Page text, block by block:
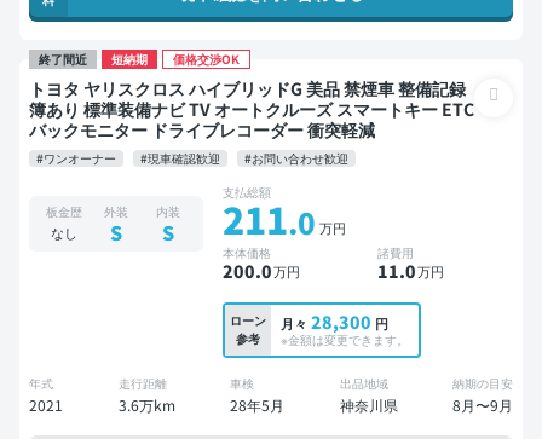
終了間近 短納期 価格交渉OK
トヨタ ヤリスクロス ハイブリッドG 美品 禁煙車 整備記録
簿あり 標準装備ナビ TV オートクルーズ スマートキー ETC
バックモニター ドライブレコーダー 衝突軽減
#ワンオーナー #現車確認歓迎 #お問い合わせ歓迎
板金歴
なし
外装
S
内装
S
支払総額
211.0 万円
本体価格
200.0万円
諸費用
11.0万円
ローン
参考
月々 28,300 円
※金額は変更できます。
年式
2021
走行距離
3.6万km
車検
28年5月
出品地域
神奈川県
納期の目安
8月〜9月